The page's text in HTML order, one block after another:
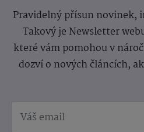
Pravidelný přísun novinek,
Takový je Newsletter
které vám pomohou v
dozví o nových článcích,